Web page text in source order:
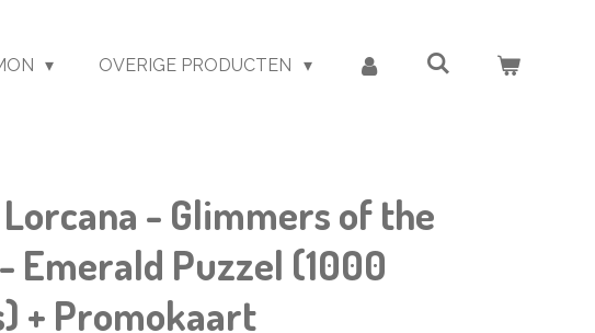
OVERIGE PRODUCTEN
- Glimmers of the
Emerald Puzzel (1000
+ Promokaart